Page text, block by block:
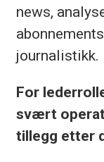
news,
journalistikk.
For
svært
tillegg etter